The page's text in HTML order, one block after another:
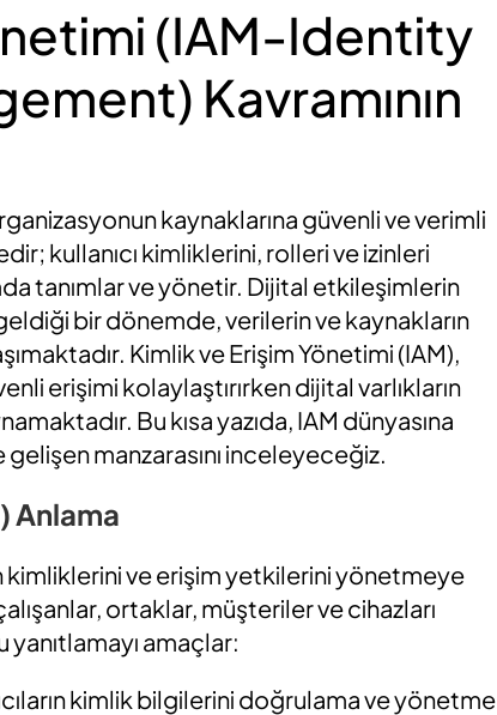
(IAM-Identity
Kavramının
kaynaklarına güvenli ve verimli
kullanıcı kimliklerini, rolleri ve izinleri
tanımlar ve yönetir. Dijital etkileşimlerin
geldiği bir dönemde, verilerin ve kaynakların
Kimlik ve Erişim Yönetimi (IAM),
erişimi kolaylaştırırken dijital varlıkların
Bu kısa yazıda, IAM dünyasına
manzarasını inceleyeceğiz.
Anlama
ve erişim yetkilerini yönetmeye
ortaklar, müşteriler ve cihazları
amaçlar:
kimlik bilgilerini doğrulama ve yönetme